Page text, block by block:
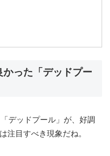
った「デッドプー
デッドプール」が、好調
注目すべき現象だね。